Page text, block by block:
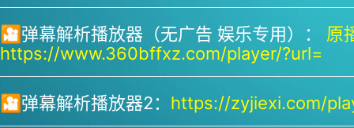
🎦弹幕解析播放器（无广告 娱乐专用）： 原
https://www.360bffxz.com/player/?url=
🎦弹幕解析播放器2： https://zyjiexi.com/